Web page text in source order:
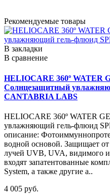
Рекомендуемые товары
В закладки
В сравнение
HELIOCARE 360º WATER
Солнцезащитный
CANTABRIA LABS
HELIOCARE 360º WATER
увлажняющий гель-флюид
описание:
водной основой. Защищает
лучей UVB, UVA, видимого и
входят запатентованные
System, а также другие а..
4 005 руб.